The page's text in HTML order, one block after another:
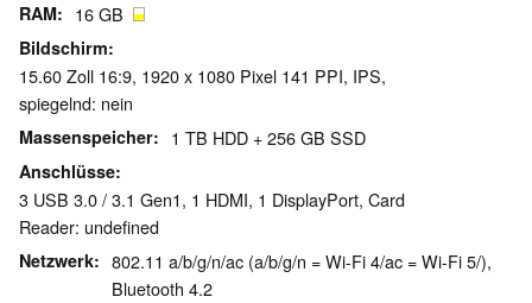
RAM 16 GB
Bildschirm
15.60 Zoll 16:9, 1920 x 1080 Pixel 141 PPI, IPS,
spiegelnd: nein
Massenspeicher 1 TB HDD + 256 GB SSD
Anschlüsse
3 USB 3.0 / 3.1 Gen1, 1 HDMI, 1 DisplayPort, Card
Reader: undefined
Netzwerk
802.11 a/b/g/n/ac (a/b/g/n = Wi-Fi 4/ac = Wi-Fi 5/),
Bluetooth 4.2